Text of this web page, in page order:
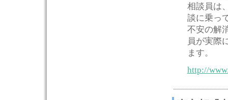
相談員は
談に乗っ
不安の解
員が実際
ます。
http://